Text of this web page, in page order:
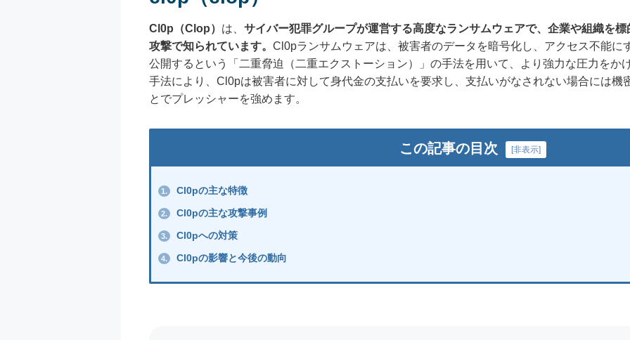
Cl0p（Clop） は、 サイバー犯罪グループが運営する高度なランサムウェアで、企業や組織を
攻撃で知られています。 Cl0pランサムウェアは、被害者のデータを暗号化し、アクセス不能に
公開するという「二重脅迫（二重エクストーション）」の手法を用いて、より強力な圧力をか
手法により、Cl0pは被害者に対して身代金の支払いを要求し、支払いがなされない場合には機
とでプレッシャーを強めます。
この記事の目次 [非表示]
1. Cl0pの主な特徴
2. Cl0pの主な攻撃事例
3. Cl0pへの対策
4. Cl0pの影響と今後の動向